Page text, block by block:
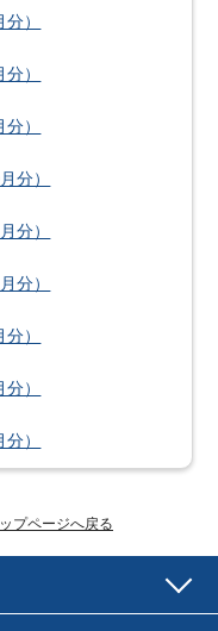
）
）
）
分）
分）
分）
）
）
）
ップページへ戻る